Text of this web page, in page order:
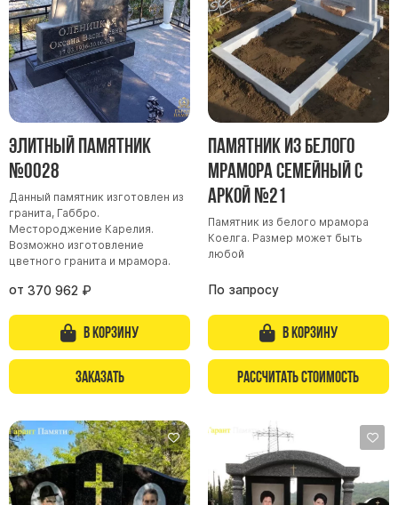
Элитный памятник
№0028
Данный памятник изготовлен из
гранита, Габбро.
Местороджение Карелия.
Возможно изготовление
цветного гранита и мрамора.
от 370 962 ₽
В корзину
Заказать
Памятник из белого
мрамора Семейный с
аркой №21
Памятник из белого мрамора
Коелга. Размер может быть
любой
По запросу
В корзину
Рассчитать стоимость